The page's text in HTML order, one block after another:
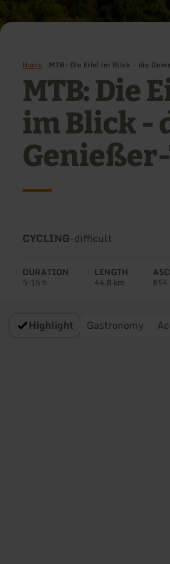
Home MTB: Die Eifel im Blick - die
MTB: Die
im Blick -
Type
tour:
CYCLING-Difficulty:
difficult
DURATION
5:15 h
LENGTH
44.8 km 854
Highlight Gastronomy